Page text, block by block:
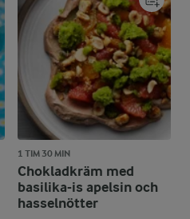
1 TIM 30 MIN
Chokladkräm med
basilika-is apelsin och
hasselnötter